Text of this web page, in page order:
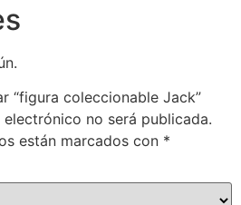
“figura coleccionable Jack”
no será publicada.
están marcados con *